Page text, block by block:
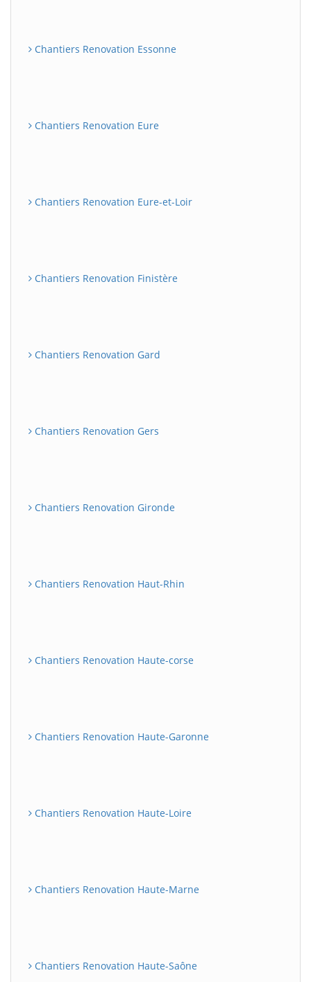
Chantiers Renovation Essonne
Chantiers Renovation Eure
Chantiers Renovation Eure-et-Loir
Chantiers Renovation Finistère
Chantiers Renovation Gard
Chantiers Renovation Gers
Chantiers Renovation Gironde
Chantiers Renovation Haut-Rhin
Chantiers Renovation Haute-corse
Chantiers Renovation Haute-Garonne
Chantiers Renovation Haute-Loire
Chantiers Renovation Haute-Marne
Chantiers Renovation Haute-Saône